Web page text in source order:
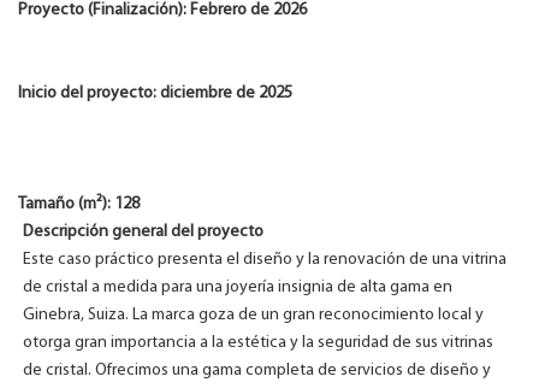
Proyecto (Finalización): Febrero de 2026
Inicio del proyecto: diciembre de 2025
Tamaño (m²): 128
Descripción general del proyecto
Este caso práctico presenta el diseño y la renovación de una vitrina
de cristal a medida para una joyería insignia de alta gama en
Ginebra, Suiza. La marca goza de un gran reconocimiento local y
otorga gran importancia a la estética y la seguridad de sus vitrinas
de cristal. Ofrecimos una gama completa de servicios de diseño y